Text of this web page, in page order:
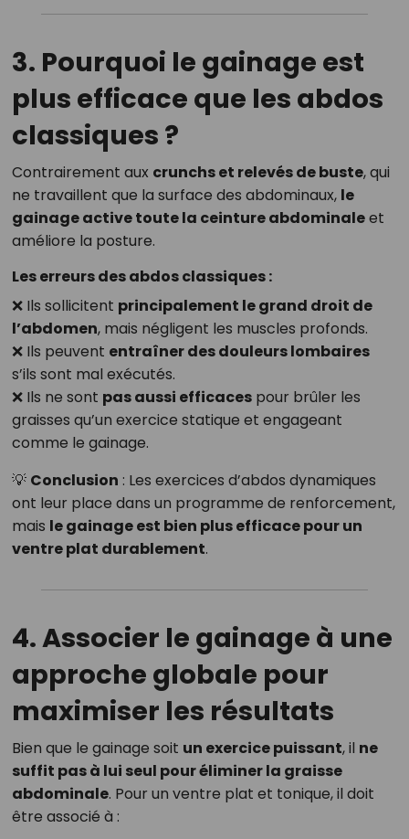
3. Pourquoi le gainage est
plus efficace que les abdos
classiques ?
Contrairement aux crunchs et relevés de buste, qui
ne travaillent que la surface des abdominaux, le
gainage active toute la ceinture abdominaleet
améliore la posture.
Les erreurs des abdos classiques :
❌ Ils sollicitent principalement le grand droit de
l’abdomen, mais négligent les muscles profonds.
❌ Ils peuvent entraîner des douleurs lombaires
s’ils sont mal exécutés.
❌ Ils ne sont pas aussi efficacespour brûler les
graisses qu’un exercice statique et engageant
comme le gainage.
💡 Conclusion : Les exercices d’abdos dynamiques
ont leur place dans un programme de renforcement,
mais le gainage est bien plus efficace pour un
ventre plat durablement.
4. Associer le gainage à une
approche globale pour
maximiser les résultats
Bien que le gainage soit un exercice puissant, il ne
suffit pas à lui seul pour éliminer la graisse
abdominale. Pour un ventre plat et tonique, il doit
être associé à :